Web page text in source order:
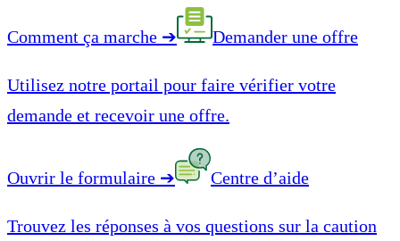
Comment ça marche ➔ Demander une offre
Utilisez notre portail pour faire vérifier votre
demande et recevoir une offre.
Ouvrir le formulaire ➔ Centre d’aide
Trouvez les réponses à vos questions sur la caution